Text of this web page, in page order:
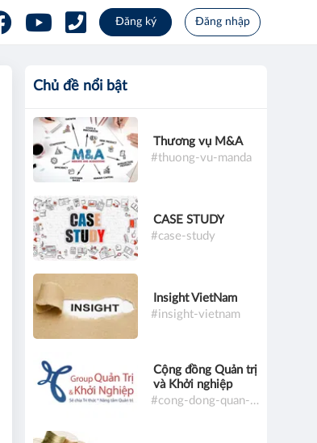
Đăng ký Đăng nhập
Chủ đề nổi bật
Thương vụ M&A
#thuong-vu-manda
CASE STUDY
#case-study
Insight VietNam
#insight-vietnam
Cộng đồng Quản trị
và Khởi nghiệp
#cong-dong-quan-tri-va-khoi-nghiep